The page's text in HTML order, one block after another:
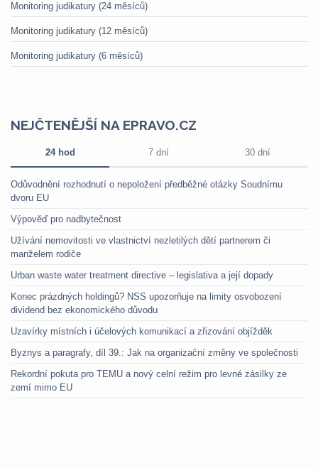
Monitoring judikatury (24 měsíců)
Monitoring judikatury (12 měsíců)
Monitoring judikatury (6 měsíců)
NEJČTENĚJŠÍ NA EPRAVO.CZ
24 hod 7 dní 30 dní
Odůvodnění rozhodnutí o nepoložení předběžné otázky Soudnímu
dvoru EU
Výpověď pro nadbytečnost
Užívání nemovitosti ve vlastnictví nezletilých dětí partnerem či
manželem rodiče
Urban waste water treatment directive – legislativa a její dopady
Konec prázdných holdingů? NSS upozorňuje na limity osvobození
dividend bez ekonomického důvodu
Uzavírky místních i účelových komunikací a zřizování objížděk
Byznys a paragrafy, díl 39.: Jak na organizační změny ve společnosti
Rekordní pokuta pro TEMU a nový celní režim pro levné zásilky ze
zemí mimo EU